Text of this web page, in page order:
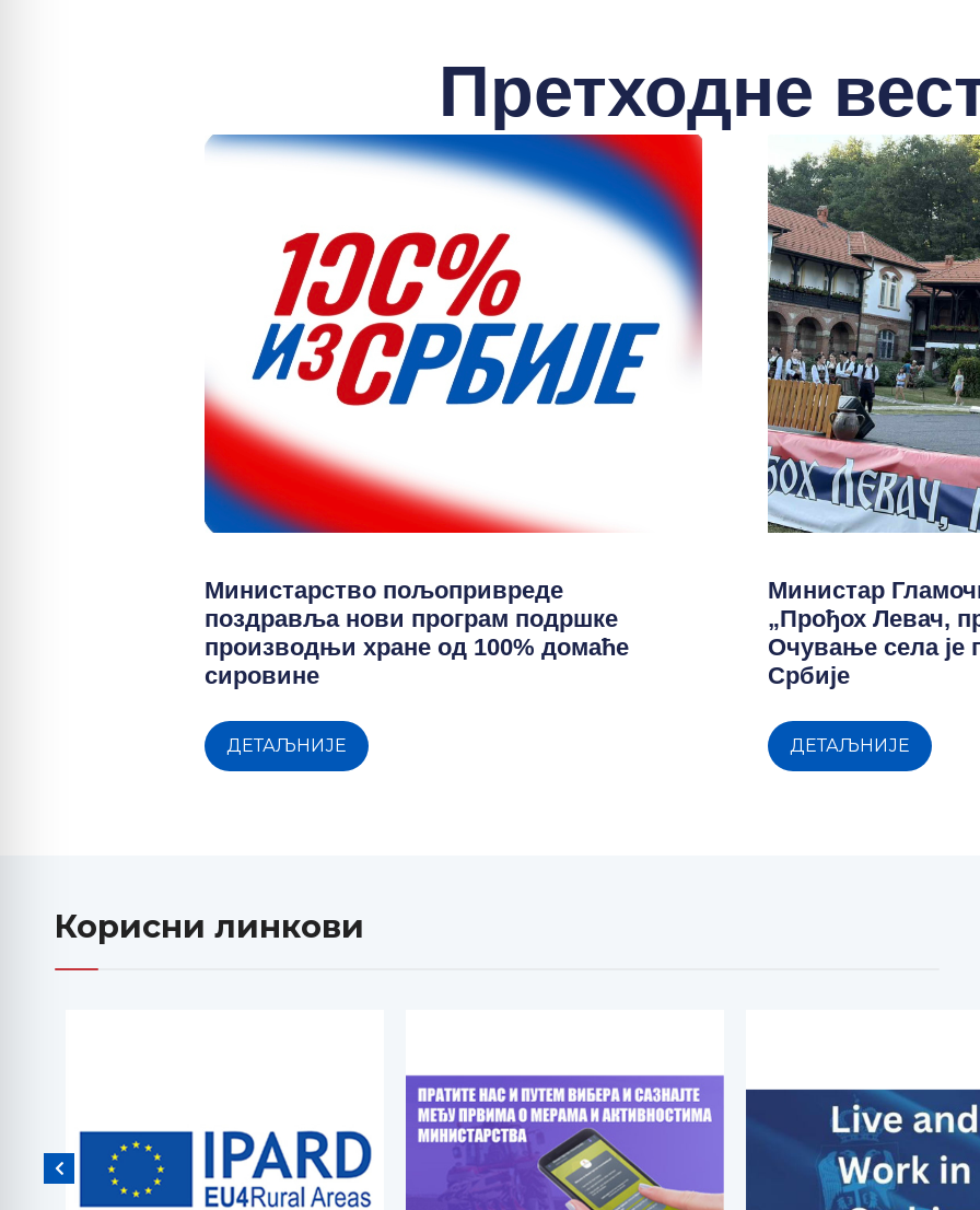
Претходне
Министарство пољопривреде
поздравља нови програм подршке
производњи хране од 100% домаће
сировине
ДЕТАЉНИЈЕ
Министар
„Прођох Левач,
Очување села је
Србије
ДЕТАЉНИЈЕ
Корисни линкови